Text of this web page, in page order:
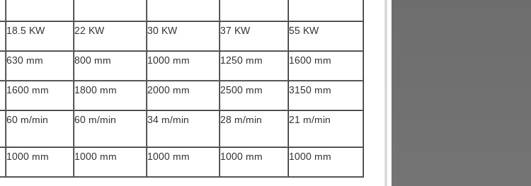
18.5 KW 22 KW 30 KW 37 KW 55 KW
630 mm 800 mm 1000 mm 1250 mm 1600 mm
1600 mm 1800 mm 2000 mm 2500 mm 3150 mm
60 m/min 60 m/min 34 m/min 28 m/min 21 m/min
1000 mm 1000 mm 1000 mm 1000 mm 1000 mm